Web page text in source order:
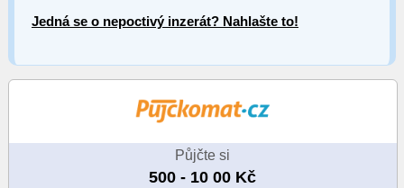
Jedná se o nepoctivý inzerát? Nahlašte to!
Půjčte si
500 - 10 00 Kč